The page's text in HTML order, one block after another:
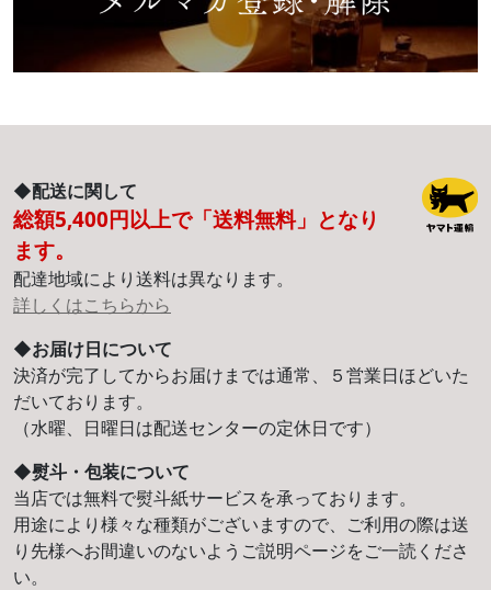
◆配送に関して
総額5,400円以上で「送料無料」となり
ます。
配達地域により送料は異なります。
詳しくはこちらから
◆お届け日について
決済が完了してからお届けまでは通常、５営業日ほどいた
だいております。
（水曜、日曜日は配送センターの定休日です）
◆熨斗・包装について
当店では無料で熨斗紙サービスを承っております。
用途により様々な種類がございますので、ご利用の際は送
り先様へお間違いのないようご説明ページをご一読くださ
い。